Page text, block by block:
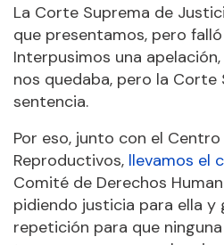
La Corte Suprema de
que presentamos, pero
Interpusimos una
nos quedaba, pero la
sentencia.
Por eso, junto con el
Reproductivos, llevamos el
Comité de Derechos
pidiendo justicia para ella y
repetición para que